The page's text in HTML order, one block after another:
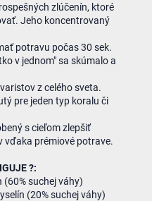
zlúčenín, ktoré
Jeho koncentrovaný
potravu počas 30 sek.
v jednom" sa skúmalo a
z celého sveta.
pre jeden typ koralu či
s cieľom zlepšiť
vďaka prémiové potrave.
?:
suchej váhy)
(20% suchej váhy)